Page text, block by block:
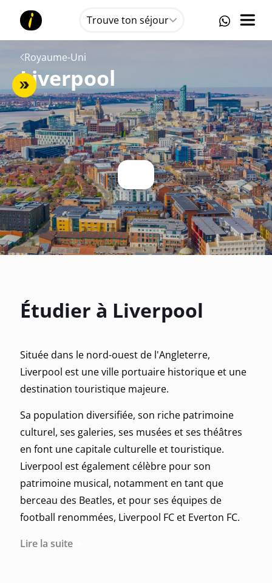
Trouve ton séjour
Royaume-Uni
Liverpool
Étudier à Liverpool
Située dans le nord-ouest de l'Angleterre,
Liverpool est une ville portuaire historique et une
destination touristique majeure.
Sa population diversifiée, son riche patrimoine
culturel, ses galeries, ses musées et ses théâtres
en font une capitale culturelle et touristique.
Liverpool est également célèbre pour son
patrimoine musical, notamment en tant que
berceau des Beatles, et pour ses équipes de
football renommées, Liverpool FC et Everton FC.
Lire la suite